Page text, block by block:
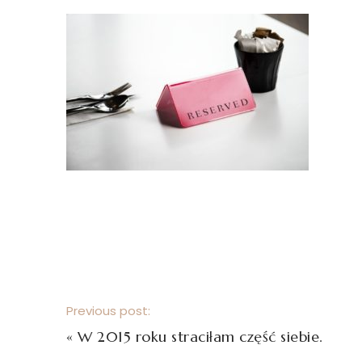
Previous post:
« W 2015 roku straciłam część siebie.